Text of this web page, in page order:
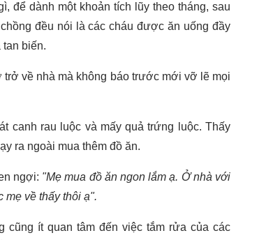
để dành một khoản tích lũy theo tháng, sau
đều nói là các cháu được ăn uống đầy
biến.
về nhà mà không báo trước mới vỡ lẽ mọi
canh rau luộc và mấy quả trứng luộc. Thấy
ra ngoài mua thêm đồ ăn.
ngợi: "Mẹ mua đồ ăn ngon lắm ạ. Ở nhà với
mẹ về thấy thôi ạ".
cũng ít quan tâm đến việc tắm rửa của các